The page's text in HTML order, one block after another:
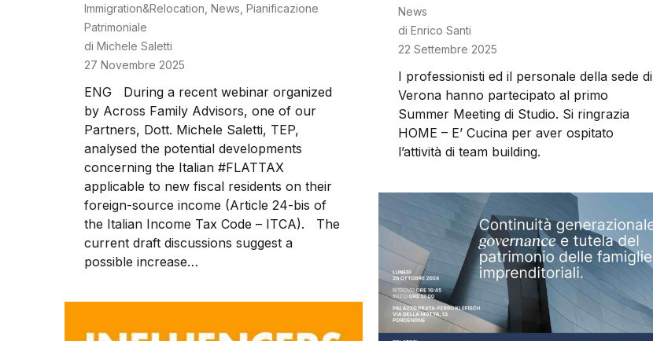
Immigration&Relocation News Pianificazione
Patrimoniale
di Michele Saletti
27 Novembre 2025
ENG During a recent webinar organized
by Across Family Advisors, one of our
Partners, Dott. Michele Saletti, TEP,
analysed the potential developments
concerning the Italian #FLATTAX
applicable to new fiscal residents on their
foreign-source income (Article 24-bis of
the Italian Income Tax Code – ITCA). The
current draft discussions suggest a
possible increase…
News
di Enrico Santi
22 Settembre 2025
I professionisti ed il personale della sede di
Verona hanno partecipato al primo
Summer Meeting di Studio. Si ringrazia
HOME – E’ Cucina per aver ospitato
l’attività di team building.